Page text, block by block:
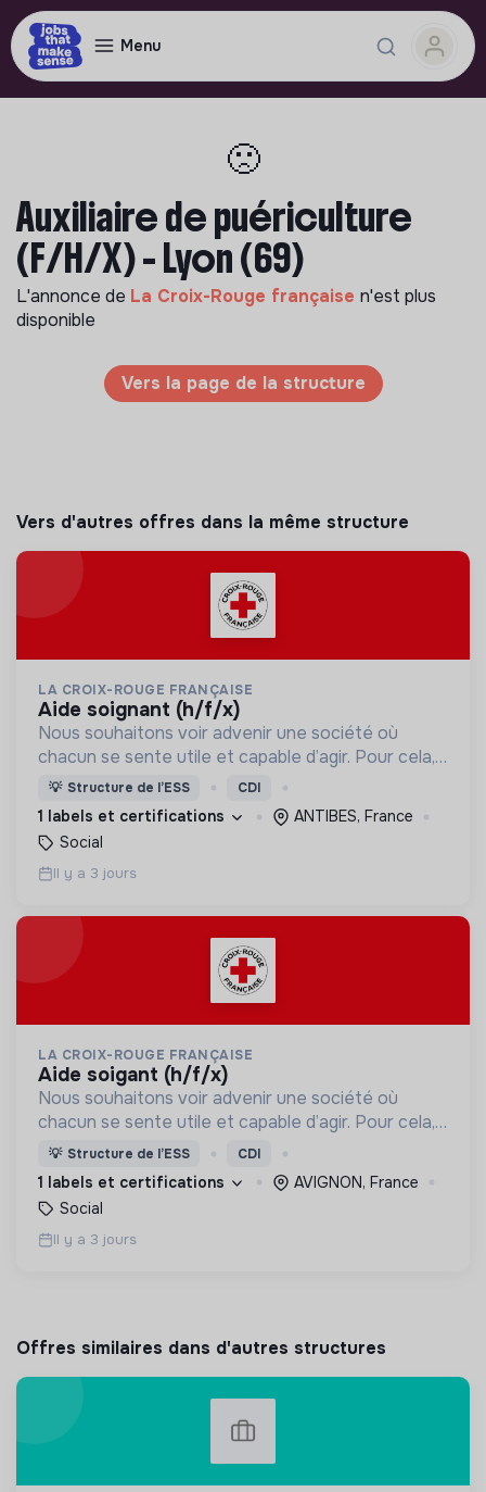
Menu
🙁
Auxiliaire de puériculture
(F/H/X) - Lyon (69)
L'annonce de La Croix-Rouge française n'est plus
disponible
Vers la page de la structure
Vers d'autres offres dans la même structure
LA CROIX-ROUGE FRANÇAISE
aide soignant (h/f/x)
Nous souhaitons voir advenir une société où
chacun se sente utile et capable d’agir. Pour cela,
nous proposons des moyens et des lieux
d’engagement innovants et adaptés à tous.
💡 Structure de l’ESS CDI
1 labels et certifications
ANTIBES, France
Social
Il y a 3 jours
LA CROIX-ROUGE FRANÇAISE
aide soigant (h/f/x)
Nous souhaitons voir advenir une société où
chacun se sente utile et capable d’agir. Pour cela,
nous proposons des moyens et des lieux
d’engagement innovants et adaptés à tous.
💡 Structure de l’ESS CDI
1 labels et certifications
AVIGNON, France
Social
Il y a 3 jours
Offres similaires dans d'autres structures